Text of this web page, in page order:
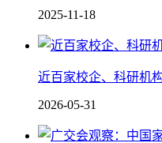
2025-11-18
近百家校企、科研机
2026-05-31